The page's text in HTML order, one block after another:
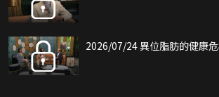
2026/07/24 異位脂肪的健康